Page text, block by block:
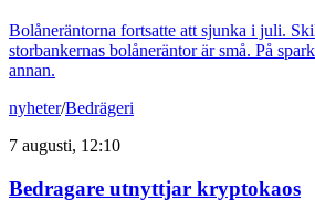
Bolåneräntorna fortsatte att sjunka i juli.
storbankernas bolåneräntor är små. På
annan.
nyheter/Bedrägeri
7 augusti, 12:10
Bedragare utnyttjar kryptokaos